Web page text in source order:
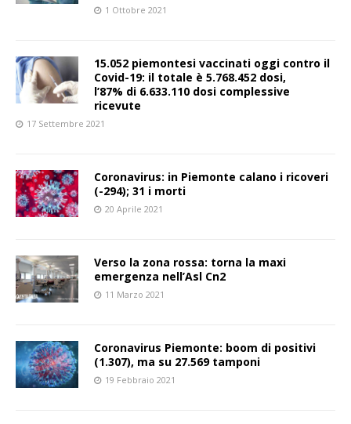
1 Ottobre 2021
15.052 piemontesi vaccinati oggi contro il
Covid-19: il totale è 5.768.452 dosi,
l’87% di 6.633.110 dosi complessive
ricevute
17 Settembre 2021
Coronavirus: in Piemonte calano i ricoveri
(-294); 31 i morti
20 Aprile 2021
Verso la zona rossa: torna la maxi
emergenza nell’Asl Cn2
11 Marzo 2021
Coronavirus Piemonte: boom di positivi
(1.307), ma su 27.569 tamponi
19 Febbraio 2021